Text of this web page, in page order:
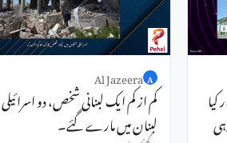
A
Al Jazeera
کم از کم ایک لبنانی شخص، دو
لبنان میں مارے گئے۔